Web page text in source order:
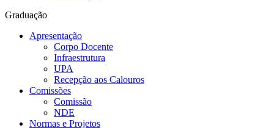
Graduação
Apresentação
Corpo Docente
Infraestrutura
UPA
Recepção aos Calouros
Comissões
Comissão
NDE
Normas e Projetos